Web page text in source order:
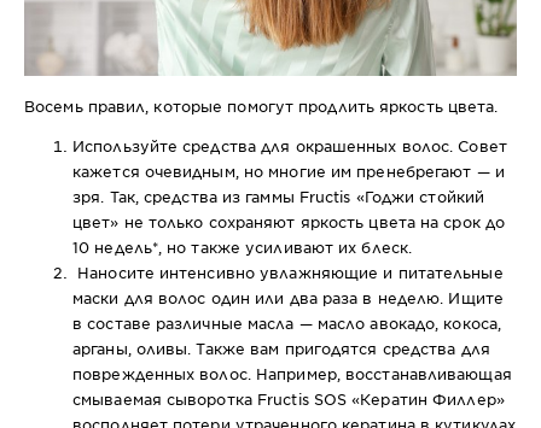
Восемь правил, которые помогут продлить яркость цвета.
Используйте средства для окрашенных волос. Совет
кажется очевидным, но многие им пренебрегают — и
зря. Так, средства из гаммы Fructis «Годжи стойкий
цвет» не только сохраняют яркость цвета на срок до
10 недель*, но также усиливают их блеск.
Наносите интенсивно увлажняющие и питательные
маски для волос один или два раза в неделю. Ищите
в составе различные масла — масло авокадо, кокоса,
арганы, оливы. Также вам пригодятся средства для
поврежденных волос. Например, восстанавливающая
смываемая сыворотка Fructis SOS «Кератин Филлер»
восполняет потери утраченного кератина в кутикулах